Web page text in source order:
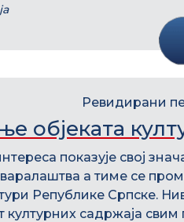
Ревидирани
објеката
показује свој
а тиме се
Републике Српске.
културних садржаја свим